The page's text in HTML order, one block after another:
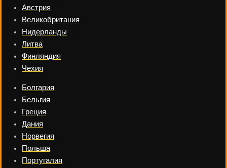
Австрия
Великобритания
Нидерланды
Литва
Финляндия
Чехия
Болгария
Бельгия
Греция
Дания
Норвегия
Польша
Португалия